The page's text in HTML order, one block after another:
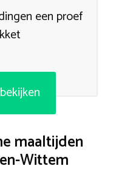
een proef
maaltijden
Wittem